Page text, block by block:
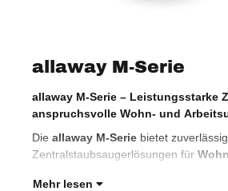
allaway M-Serie
allaway M-Serie – Leistungsstarke
anspruchsvolle Wohn- und
Die allaway M-Serie bietet
Zentralstaubsaugerlösungen für
Mehr lesen